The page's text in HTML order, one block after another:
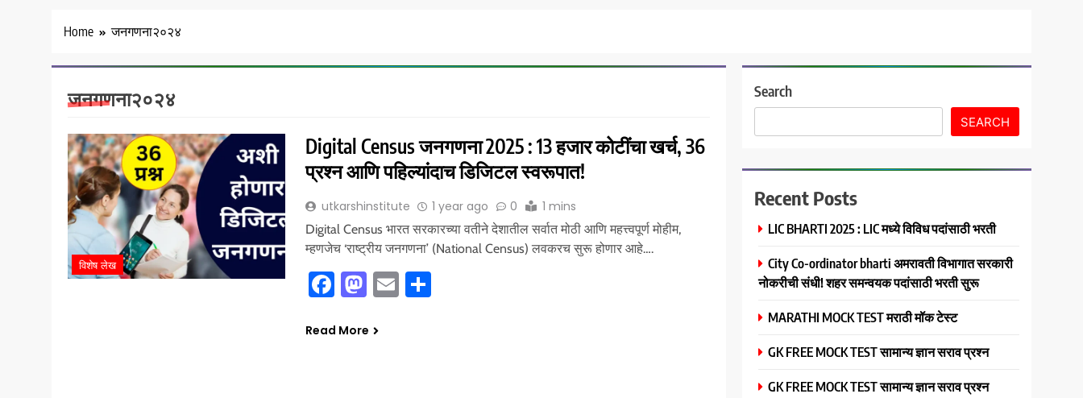
Home जनगणना२०२४
जनगणना२०२४
विशेष लेख
Digital Census जनगणना 2025 : 13 हजार कोटींचा खर्च, 36
प्रश्न आणि पहिल्यांदाच डिजिटल स्वरूपात!
utkarshinstitute 1 year ago 0 1 mins
Digital Census भारत सरकारच्या वतीने देशातील सर्वात मोठी आणि महत्त्वपूर्ण मोहीम,
म्हणजेच ‘राष्ट्रीय जनगणना’ (National Census) लवकरच सुरू होणार आहे….
Facebook
Mastodon
Email
Read More
Search
SEARCH
Recent Posts
LIC BHARTI 2025 : LIC मध्ये विविध पदांसाठी भरती
City Co-ordinator bharti अमरावती विभागात सरकारी
नोकरीची संधी! शहर समन्वयक पदांसाठी भरती सुरू
MARATHI MOCK TEST मराठी मॉक टेस्ट
GK FREE MOCK TEST सामान्य ज्ञान सराव प्रश्न
GK FREE MOCK TEST सामान्य ज्ञान सराव प्रश्न